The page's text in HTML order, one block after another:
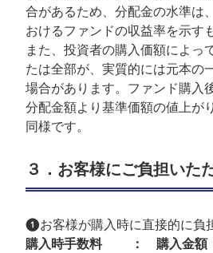
合があるため、分配金の水準は
おけるファンドの収益率を示す
また、投資者の購入価額によっ
たは全部が、実質的には元本の
場合があります。ファンド購入
分配金額より基準価額の値上が
同様です。
３．お客様にご負担いた
❶お客様が購入時に直接的に負
購入時手数料 ： 購入金額（